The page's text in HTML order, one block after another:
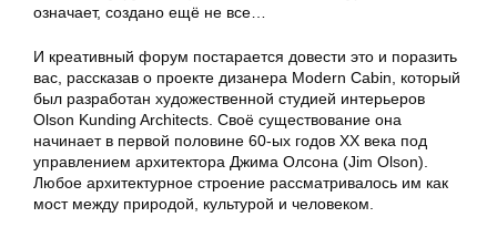
означает, создано ещё не все…
И креативный форум постарается довести это и поразить
вас, рассказав о проекте дизанера Modern Cabin, который
был разработан художественной студией интерьеров
Olson Kunding Architects. Своё существование она
начинает в первой половине 60-ых годов XX века под
управлением архитектора Джима Олсона (Jim Olson).
Любое архитектурное строение рассматривалось им как
мост между природой, культурой и человеком.